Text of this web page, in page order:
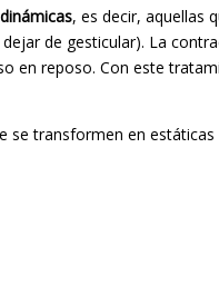
, es decir, aquellas
de gesticular). La
en reposo. Con este
se transformen en estáticas